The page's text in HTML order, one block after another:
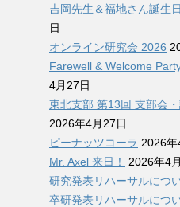
吉岡先生＆福地さん誕生
日
オンライン研究会 2026
Farewell & Welcome
4月27日
東北支部 第13回 支部会
2026年4月27日
ピーナッツコーラ 2026年
Mr. Axel 来日！
2026年4
研究発表リハーサルにつ
卒研発表リハーサルにつ